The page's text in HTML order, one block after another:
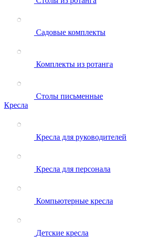
Садовые комплекты
Комплекты из ротанга
Столы письменные
Кресла
Кресла для руководителей
Кресла для персонала
Компьютерные кресла
Детские кресла